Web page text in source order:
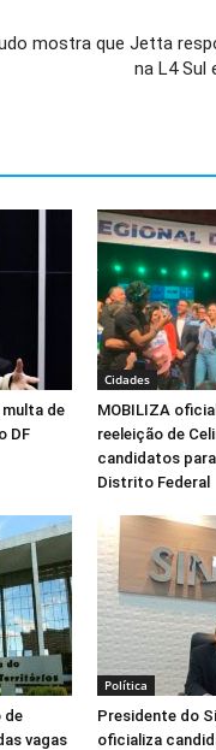
mostra que Jetta
na L4 Sul
multa de
DF
Cidades
MOBILIZA
reeleição de
candidatos
Distrito Federal
de
vagas
Política
Presidente do
oficializa